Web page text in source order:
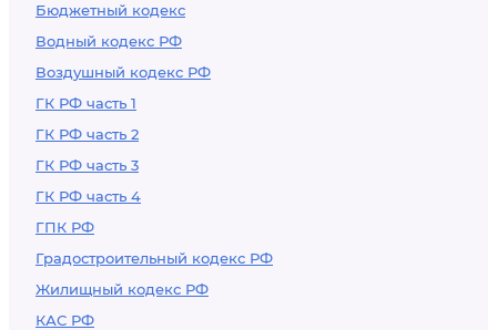
Бюджетный кодекс
Водный кодекс РФ
Воздушный кодекс РФ
ГК РФ часть 1
ГК РФ часть 2
ГК РФ часть 3
ГК РФ часть 4
ГПК РФ
Градостроительный кодекс РФ
Жилищный кодекс РФ
КАС РФ